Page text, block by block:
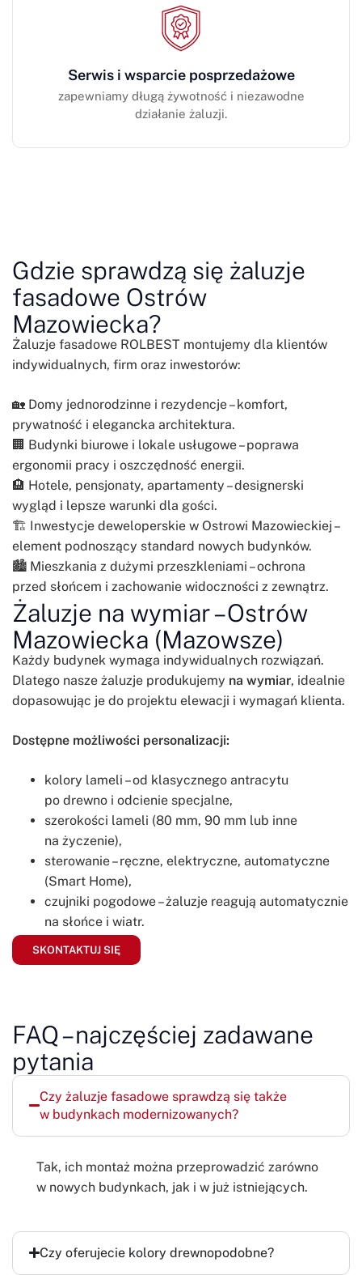
Serwis i wsparcie posprzedażowe
zapewniamy długą żywotność i niezawodne
działanie żaluzji.
Gdzie sprawdzą się żaluzje
fasadowe Ostrów
Mazowiecka?
Żaluzje fasadowe ROLBEST montujemy dla klientów
indywidualnych, firm oraz inwestorów:
🏡 Domy jednorodzinne i rezydencje – komfort,
prywatność i elegancka architektura.
🏢 Budynki biurowe i lokale usługowe – poprawa
ergonomii pracy i oszczędność energii.
🏨 Hotele, pensjonaty, apartamenty – designerski
wygląd i lepsze warunki dla gości.
🏗️ Inwestycje deweloperskie w Ostrowi Mazowieckiej –
element podnoszący standard nowych budynków.
🏙️ Mieszkania z dużymi przeszkleniami – ochrona
przed słońcem i zachowanie widoczności z zewnątrz.
Żaluzje na wymiar – Ostrów
Mazowiecka (Mazowsze)
Każdy budynek wymaga indywidualnych rozwiązań.
Dlatego nasze żaluzje produkujemy na wymiar, idealnie
dopasowując je do projektu elewacji i wymagań klienta.
Dostępne możliwości personalizacji:
kolory lameli – od klasycznego antracytu
po drewno i odcienie specjalne,
szerokości lameli (80 mm, 90 mm lub inne
na życzenie),
sterowanie – ręczne, elektryczne, automatyczne
(Smart Home),
czujniki pogodowe – żaluzje reagują automatycznie
na słońce i wiatr.
SKONTAKTUJ SIĘ
FAQ – najczęściej zadawane
pytania
Czy żaluzje fasadowe sprawdzą się także
w budynkach modernizowanych?
Tak, ich montaż można przeprowadzić zarówno
w nowych budynkach, jak i w już istniejących.
Czy oferujecie kolory drewnopodobne?